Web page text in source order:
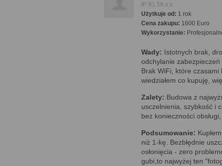
IP 91.58.x.x
Użytkuje od: 1 rok
Cena zakupu: 1600 Euro
Wykorzystanie:
Wady: Istotnych brak,
odchylanie
Brak WiFi, które czasami
wiedziałem co kupuję,
Zalety: Budowa z
usczelnienia, szybkość i
bez konieczności
Podsumowanie:
niż 1-kę. Bezbłędnie
osłonięcia - zero
gubi,to najwyżej ten